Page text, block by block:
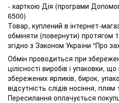
- карткою Дія (програми
6500)
Товар, куплений в інтернет-
обміняти (повернути) протягом
згідно з Законом України "Про
Обмін проводиться при
цілісності виробів і упаковки,
збережених ярликів, бирок,
відсутність слідів носіння,
Пересилання оплачується